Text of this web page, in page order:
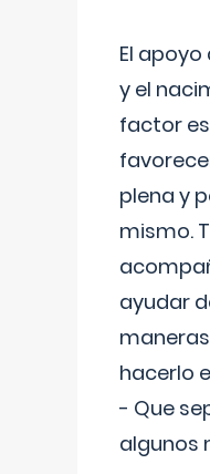
El
y el
factor
plena y
mismo.
ayudar
hacerlo
- Que
algunos